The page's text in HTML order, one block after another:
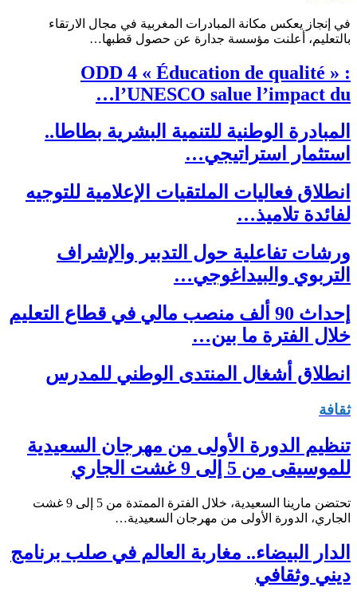
في إنجاز يعكس مكانة المبادرات المغربية في مجال الارتقاء
بالتعليم، أعلنت مؤسسة جدارة عن حصول قطبها…
ODD 4 « Éducation de qualité » :
l’UNESCO salue l’impact du…
المبادرة الوطنية للتنمية البشرية بطاطا..
استثمار استراتيجي…
انطلاق فعاليات الملتقيات الإعلامية للتوجيه
لفائدة تلاميذ…
ورشات تفاعلية حول التدبير والإشراف
التربوي والبيداغوجي…
إحداث 90 ألف منصب مالي في قطاع التعليم
خلال الفترة ما بين…
انطلاق أشغال المنتدى الوطني للمدرس
ثقافة
تنظيم الدورة الأولى من مهرجان السعيدية
للموسيقى من 5 إلى 9 غشت الجاري
تحتضن مارينا السعيدية، خلال الفترة الممتدة من 5 إلى 9 غشت
الجاري، الدورة الأولى من مهرجان السعيدية…
الدار البيضاء.. مغاربة العالم في صلب برنامج
ديني وثقافي